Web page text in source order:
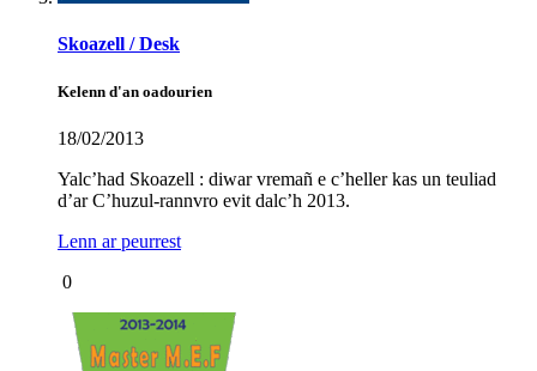
Skoazell / Desk
Kelenn d'an oadourien
18/02/2013
Yalc’had Skoazell : diwar vremañ e c’heller kas un teuliad
d’ar C’huzul-rannvro evit dalc’h 2013.
Lenn ar peurrest
0